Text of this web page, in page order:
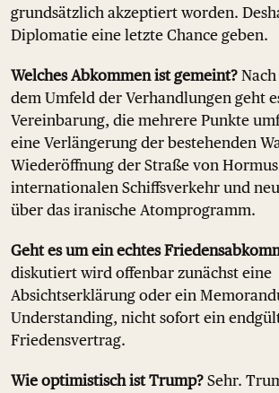
grundsätzlich akzeptiert worden.
Diplomatie eine letzte Chance geben.
Welches Abkommen ist gemeint?
dem Umfeld der Verhandlungen geht
Vereinbarung, die mehrere Punkte
eine Verlängerung der bestehenden
Wiederöffnung der Straße von
internationalen Schiffsverkehr und
über das iranische Atomprogramm.
Geht es um ein echtes
diskutiert wird offenbar zunächst eine
Absichtserklärung oder ein
Understanding, nicht sofort ein
Friedensvertrag.
Wie optimistisch ist Trump? Sehr.